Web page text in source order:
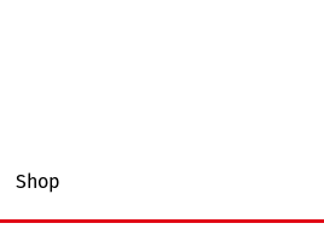
Shop